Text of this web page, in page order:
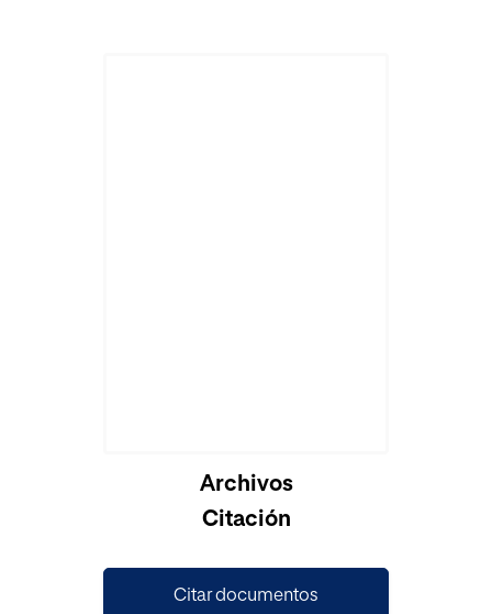
Archivos
Citación
Citar documentos